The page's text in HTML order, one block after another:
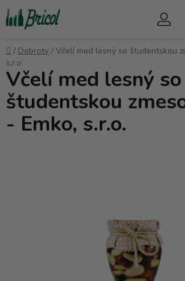
Prejsť
na
obsah
Domov
/ Dobroty / Včelí med lesný so študentskou
s.r.o.
Včelí med lesný so
študentskou
- Emko, s.r.o.